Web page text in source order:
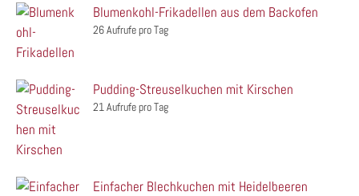
Blumenkohl-Frikadellen aus dem Backofen
26 Aufrufe pro Tag
Pudding-Streuselkuchen mit Kirschen
21 Aufrufe pro Tag
Einfacher Blechkuchen mit Heidelbeeren